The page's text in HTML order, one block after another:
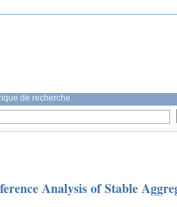
de recherche
Analysis of Stable